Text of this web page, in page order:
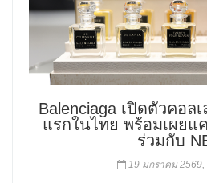
Balenciaga เปิดตัวคอล
แรกในไทย พร้อมเผย
ร่วมกับ
19 มกราคม 2569,